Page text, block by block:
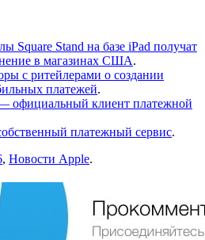
Square Stand на базе iPad получат
в магазинах США.
с ритейлерами о создании
платежей.
официальный клиент платежной
платежный сервис.
, Новости Apple.